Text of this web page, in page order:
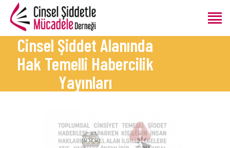
Cinsel Şiddet Alanında
Hak Temelli Habercilik
Yayınları
ANASAYFA
HAKKIMIZDA
PROGRAMLAR
BLOG
BAĞIŞ